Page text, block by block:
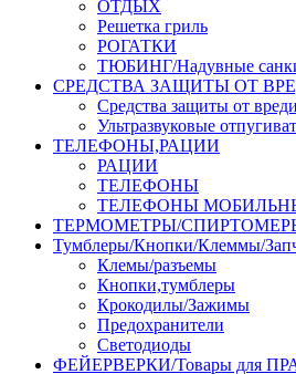
ОТДЫХ
Решетка гриль
РОГАТКИ
ТЮБИНГ/Надувные
СРЕДСТВА ЗАЩИТЫ ОТ
Средства защиты от
Ультразвуковые
ТЕЛЕФОНЫ,РАЦИИ
РАЦИИ
ТЕЛЕФОНЫ
ТЕЛЕФОНЫ
ТЕРМОМЕТРЫ/
Тумблеры/Кнопки/Клеммы/
Клемы/разъемы
Кнопки,тумблеры
Крокодилы/Зажимы
Предохранители
Светодиоды
ФЕЙЕРВЕРКИ/Товары для